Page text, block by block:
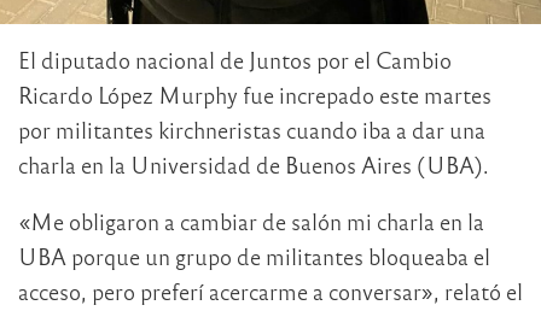
El diputado nacional de Juntos por el Cambio
Ricardo López Murphy fue increpado este martes
por militantes kirchneristas cuando iba a dar una
charla en la Universidad de Buenos Aires (UBA).
«Me obligaron a cambiar de salón mi charla en la
UBA porque un grupo de militantes bloqueaba el
acceso, pero preferí acercarme a conversar», relató el